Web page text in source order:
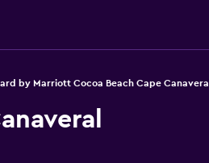
by Marriott Cocoa Beach Cape Canaveral